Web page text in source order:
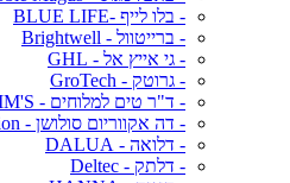
- בלו לייף -BLUE LIFE
- ברייטוול - Brightwell
- גי אייץ אל - GHL
- גרוטק - GroTech
- ד"ר טים למלוחים - DR. TIM'S
- דה אקווריום סולושן - The Aquarium Solution
- דלואה - DALUA
- דלתק - Deltec